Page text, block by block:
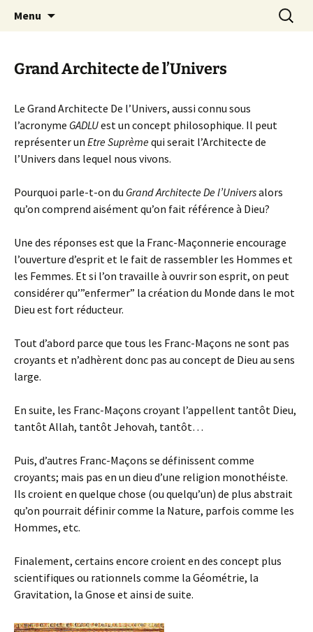
Communaité maçonnique discrète et
bienveillante
Menu
Grand Architecte de l’Univers
Le Grand Architecte De l’Univers, aussi connu sous
l’acronyme GADLUest un concept philosophique. Il peut
représenter un Etre Suprèmequi serait l’Architecte de
l’Univers dans lequel nous vivons.
Pourquoi parle-t-on du Grand Architecte De l’Universalors
qu’on comprend aisément qu’on fait référence à Dieu?
Une des réponses est que la Franc-Maçonnerie encourage
l’ouverture d’esprit et le fait de rassembler les Hommes et
les Femmes. Et si l’on travaille à ouvrir son esprit, on peut
considérer qu’”enfermer” la création du Monde dans le mot
Dieu est fort réducteur.
Tout d’abord parce que tous les Franc-Maçons ne sont pas
croyants et n’adhèrent donc pas au concept de Dieu au sens
large.
En suite, les Franc-Maçons croyant l’appellent tantôt Dieu,
tantôt Allah, tantôt Jehovah, tantôt…
Puis, d’autres Franc-Maçons se définissent comme
croyants; mais pas en un dieu d’une religion monothéiste.
Ils croient en quelque chose (ou quelqu’un) de plus abstrait
qu’on pourrait définir comme la Nature, parfois comme les
Hommes, etc.
Finalement, certains encore croient en des concept plus
scientifiques ou rationnels comme la Géométrie, la
Gravitation, la Gnose et ainsi de suite.